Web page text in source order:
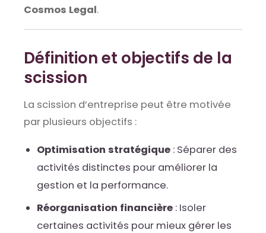
Cosmos Legal.
Définition et objectifs de la
scission
La scission d’entreprise peut être motivée
par plusieurs objectifs :
Optimisation stratégique : Séparer des
activités distinctes pour améliorer la
gestion et la performance.
Réorganisation financière : Isoler
certaines activités pour mieux gérer les